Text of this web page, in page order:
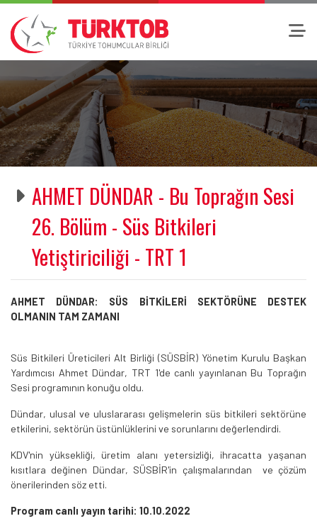
AHMET DÜNDAR - Bu Toprağın Sesi
26. Bölüm - Süs Bitkileri
Yetiştiriciliği - TRT 1
AHMET DÜNDAR: SÜS BİTKİLERİ SEKTÖRÜNE DESTEK
OLMANIN TAM ZAMANI
Süs Bitkileri Üreticileri Alt Birliği (SÜSBİR) Yönetim Kurulu Başkan
Yardımcısı Ahmet Dündar, TRT 1'de canlı yayınlanan Bu Toprağın
Sesi programının konuğu oldu.
Dündar, ulusal ve uluslararası gelişmelerin süs bitkileri sektörüne
etkilerini, sektörün üstünlüklerini ve sorunlarını değerlendirdi.
KDV'nin yüksekliği, üretim alanı yetersizliği, ihracatta yaşanan
kısıtlara değinen Dündar, SÜSBİR'in çalışmalarından ve çözüm
önerilerinden söz etti.
Program canlı yayın tarihi: 10.10.2022